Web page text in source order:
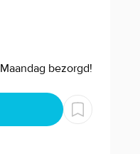
Maandag bezorgd!